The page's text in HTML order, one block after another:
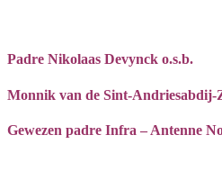
Padre Nikolaas Devynck o.s.b.
Monnik van de Sint-Andriesabdij-
Gewezen padre Infra – Antenne